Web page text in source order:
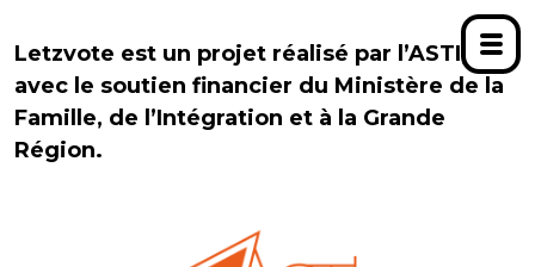
Letzvote est un projet réalisé par l’ASTI,
avec le soutien financier du Ministère de la
Famille, de l’Intégration et à la Grande
Région.